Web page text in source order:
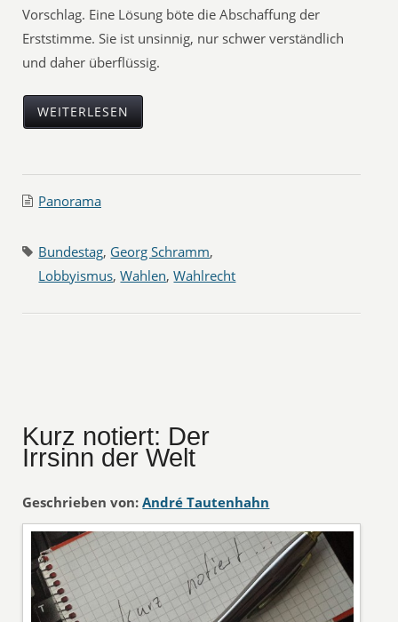
Vorschlag. Eine Lösung böte die Abschaffung der
Erststimme. Sie ist unsinnig, nur schwer verständlich
und daher überflüssig.
WEITERLESEN
Panorama
Bundestag, Georg Schramm,
Lobbyismus,Wahlen,Wahlrecht
Kurz notiert: Der
Irrsinn der Welt
Geschrieben von: André Tautenhahn